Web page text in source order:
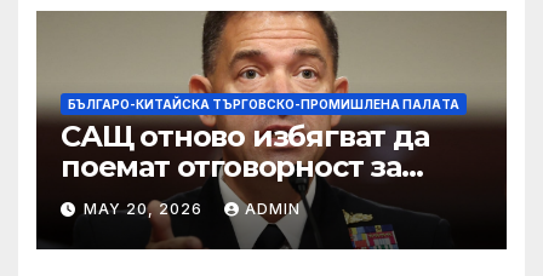
изкупуване: Хоп
БЪЛГАРО-КИТАЙСКА ТЪРГОВСКО-ПРОМИШЛЕНА ПАЛAТА
САЩ отново избягват да
поемат отговорност за
нападението в училище в
Иран, при което загинаха
155 души
MAY 20, 2026 ADMIN